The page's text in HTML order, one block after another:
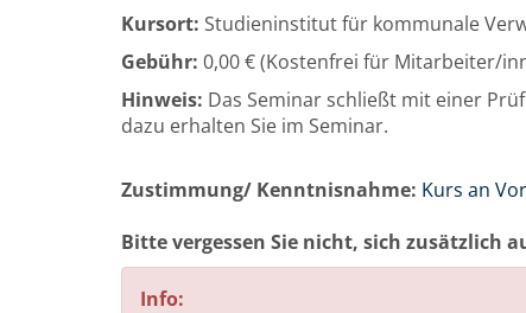
Kursort: Studieninstitut für kommunale
Gebühr: 0,00 € (Kostenfrei für Mitarbeiter/
Hinweis: Das Seminar schließt mit einer
dazu erhalten Sie im Seminar.
Zustimmung/ Kenntnisnahme: Kurs an
Bitte vergessen Sie nicht, sich zusätzlich
Info: